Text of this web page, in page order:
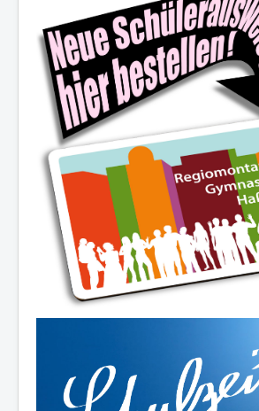
Die Schulfamilie
schöne und
Ferienöffnungszeiten des
03.-14.08.2026:8.00-
19.08./26.08./02.09.2026:
07.-11.09.2026:8.00-